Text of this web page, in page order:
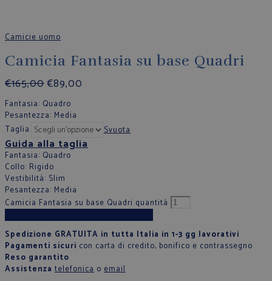
Camicie uomo
Camicia Fantasia su base Quadri
€165,00€89,00
Fantasia: Quadro
Pesantezza: Media
Taglia
Svuota
Guida alla taglia
Fantasia: Quadro
Collo: Rigido
Vestibilità: Slim
Pesantezza: Media
Camicia Fantasia su base Quadri quantità
Spedizione GRATUITA in tutta Italia in 1-3 gg lavorativi
Pagamenti sicuri con carta di credito, bonifico e contrassegno
Reso garantito
Assistenza telefonica o email